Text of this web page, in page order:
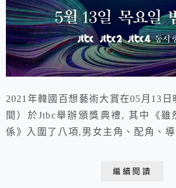
2021年韓國百想藝術大賞在05月13日
間）於Jtbc舉辦頒獎典禮, 其中《雖
係》入圍了八項,男女主角、配角、
繼續閱讀